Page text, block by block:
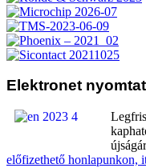
Elektronet
előfizethető honlapunkon,